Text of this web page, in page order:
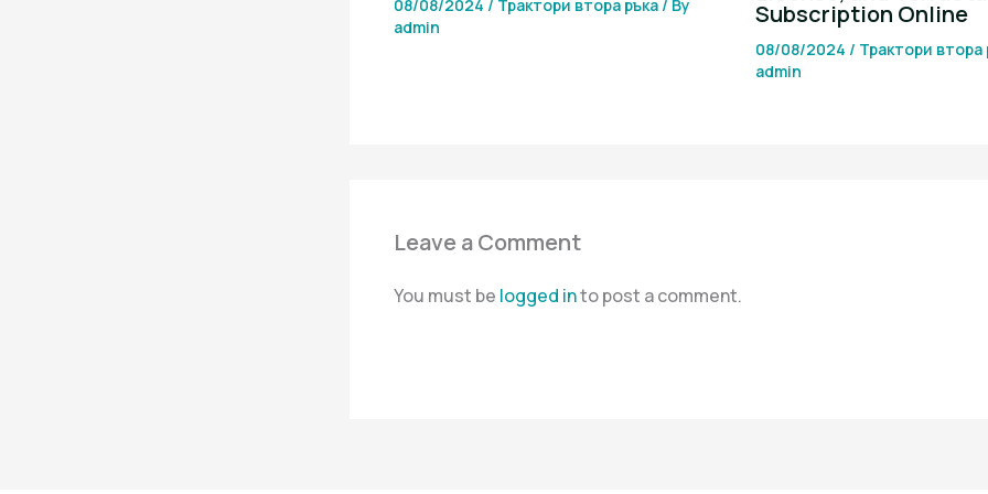
08/08/2024 / Трактори втора ръка / By
admin
Subscription Online
08/08/2024 / Трактори втора
admin
Leave a Comment
You must be logged into post a comment.